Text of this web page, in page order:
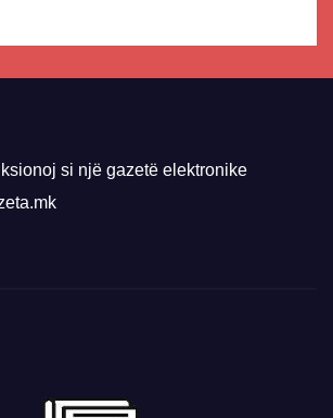
si një gazetë elektronike